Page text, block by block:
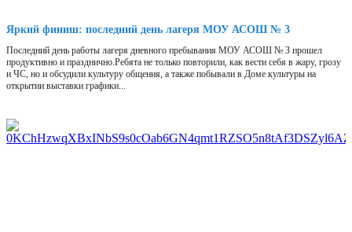
Яркий финиш: последний день лагеря МОУ АСОШ № 3
Последний день работы лагеря дневного пребывания МОУ АСОШ № 3 прошел
продуктивно и празднично.Ребята не только повторили, как вести себя в жару, грозу
и ЧС, но и обсудили культуру общения, а также побывали в Доме культуры на
открытии выставки графики...